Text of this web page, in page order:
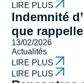
LIRE PLUS
Indemnité
que
13/02/2026
Actualités
LIRE PLUS
LIRE PLUS